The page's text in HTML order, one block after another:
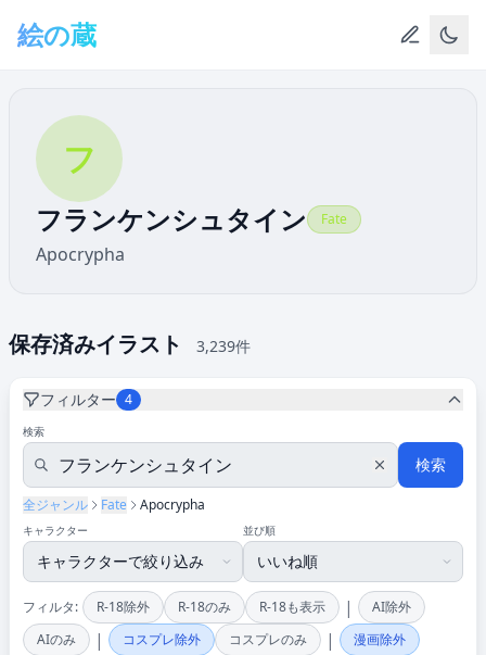
絵の蔵
フ
フランケンシュタイン Fate
Apocrypha
保存済みイラスト 3,239件
フィルター 4
検索
検索
全ジャンル Fate Apocrypha
キャラクター 並び順
フィルタ: R-18除外 R-18のみ R-18も表示 |
AI除外
AIのみ
| コスプレ除外 コスプレのみ |
漫画除外